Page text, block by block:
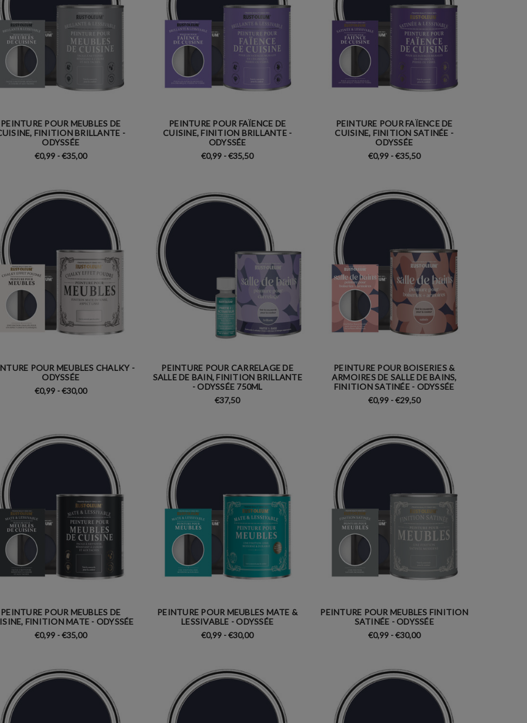
PEINTURE POUR MEUBLES DE
FINITION BRILLANTE -
ODYSSÉE
€0,99 - €35,00
PEINTURE POUR FAÏENCE DE
CUISINE, FINITION BRILLANTE -
ODYSSÉE
€0,99 - €35,50
PEINTURE POUR FAÏENCE DE
CUISINE, FINITION SATINÉE -
ODYSSÉE
€0,99 - €35,50
POUR MEUBLES CHALKY -
ODYSSÉE
€0,99 - €30,00
PEINTURE POUR CARRELAGE DE
SALLE DE BAIN, FINITION BRILLANTE
- ODYSSÉE 750ML
€37,50
PEINTURE POUR BOISERIES &
ARMOIRES DE SALLE DE BAINS,
FINITION SATINÉE - ODYSSÉE
€0,99 - €29,50
PEINTURE POUR MEUBLES DE
FINITION MATE - ODYSSÉE
€0,99 - €35,00
PEINTURE POUR MEUBLES MATE &
LESSIVABLE - ODYSSÉE
€0,99 - €30,00
PEINTURE POUR MEUBLES FINITION
SATINÉE - ODYSSÉE
€0,99 - €30,00